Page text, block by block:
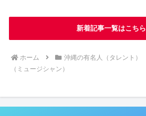
新着記事一覧はこちら
ホーム 沖縄の有名人（タレント）
（ミュージシャン）